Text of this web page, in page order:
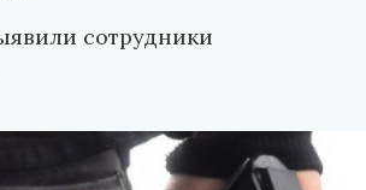
сотрудники